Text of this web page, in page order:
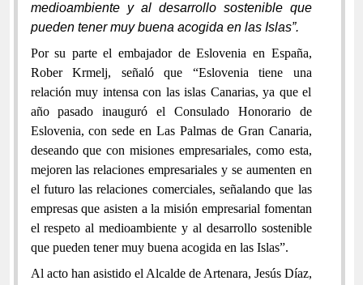
medioambiente y al desarrollo sostenible que
pueden tener muy buena acogida en las Islas”.
Por su parte el embajador de Eslovenia en España,
Rober Krmelj, señaló que “Eslovenia tiene una
relación muy intensa con las islas Canarias, ya que el
año pasado inauguró el Consulado Honorario de
Eslovenia, con sede en Las Palmas de Gran Canaria,
deseando que con misiones empresariales, como esta,
mejoren las relaciones empresariales y se aumenten en
el futuro las relaciones comerciales, señalando que las
empresas que asisten a la misión empresarial fomentan
el respeto al medioambiente y al desarrollo sostenible
que pueden tener muy buena acogida en las Islas”.
Al acto han asistido el Alcalde de Artenara, Jesús Díaz,